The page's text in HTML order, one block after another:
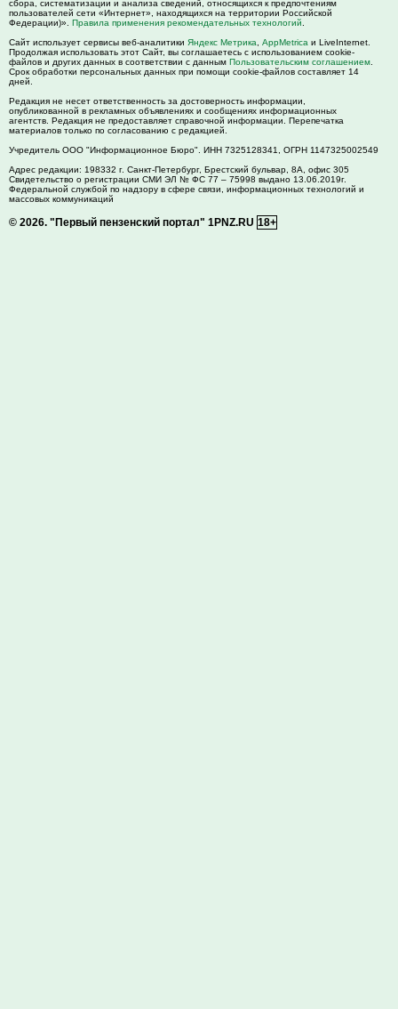
сбора, систематизации и анализа сведений, относящихся к предпочтениям
пользователей сети «Интернет», находящихся на территории Российской
Федерации)». Правила применения рекомендательных технологий
Сайт использует сервисы веб-аналитики Яндекс Метрика AppMetrica и LiveInternet.
Продолжая использовать этот Сайт, вы соглашаетесь с использованием cookie-
файлов и других данных в соответствии с данным Пользовательским соглашением
Срок обработки персональных данных при помощи cookie-файлов составляет 14
дней.
Редакция не несет ответственность за достоверность информации,
опубликованной в рекламных объявлениях и сообщениях информационных
агентств. Редакция не предоставляет справочной информации. Перепечатка
материалов только по согласованию с редакцией.
Учредитель ООО "Информационное Бюро". ИНН 7325128341, ОГРН 1147325002549
Адрес редакции: 198332 г. Санкт-Петербург, Брестский бульвар, 8А, офис 305
Свидетельство о регистрации СМИ ЭЛ № ФС 77 – 75998 выдано 13.06.2019г.
Федеральной службой по надзору в сфере связи, информационных технологий и
массовых коммуникаций
© 2026. "Первый пензенский портал" 1PNZ.RU 18+